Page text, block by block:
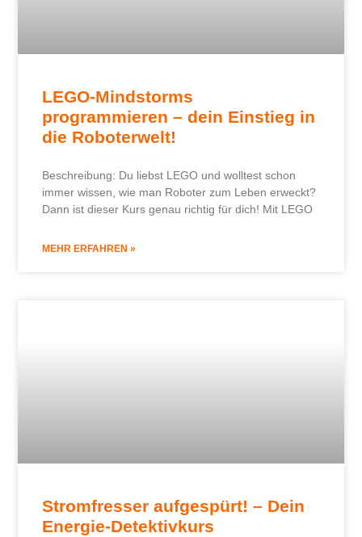
LEGO-Mindstorms
programmieren – dein Einstieg in
die Roboterwelt!
Beschreibung: Du liebst LEGO und wolltest schon
immer wissen, wie man Roboter zum Leben erweckt?
Dann ist dieser Kurs genau richtig für dich! Mit LEGO
MEHR ERFAHREN »
Stromfresser aufgespürt! – Dein
Energie-Detektivkurs